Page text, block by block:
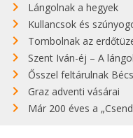
Lángolnak a hegyek
Kullancsok és
Tombolnak az
Szent Iván-éj – A
Ősszel feltárulnak Bécs
Graz adventi vásárai
Már 200 éves a